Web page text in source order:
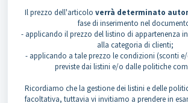
Il prezzo dell'articolo verrà determinato
fase di inserimento nel
- applicando il prezzo del listino di appartenenza
alla categoria di clienti;
- applicando a tale prezzo le condizioni (sconti
previste dai listini e/o dalle politiche
Ricordiamo che la gestione dei listini e delle
facoltativa, tuttavia vi invitiamo a prendere in